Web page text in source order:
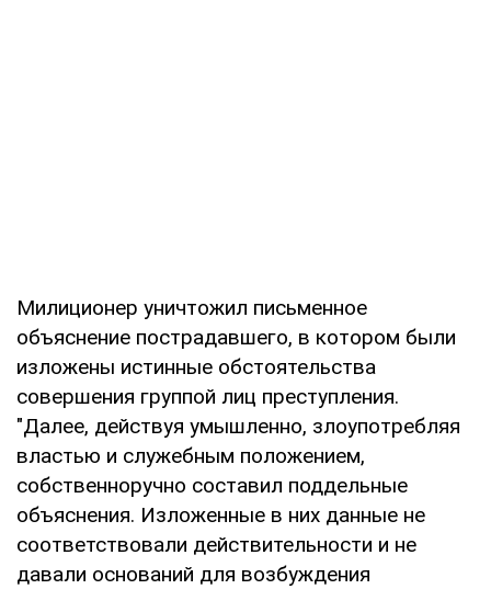
Милиционер уничтожил письменное
объяснение пострадавшего, в котором были
изложены истинные обстоятельства
совершения группой лиц преступления.
"Далее, действуя умышленно, злоупотребляя
властью и служебным положением,
собственноручно составил поддельные
объяснения. Изложенные в них данные не
соответствовали действительности и не
давали оснований для возбуждения